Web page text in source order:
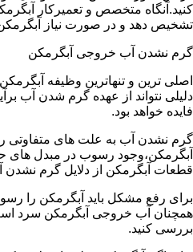
کنید.آنگاه متخصص و تعمیرکار
تشخیص دهد و در صورت نیاز آبگرمکن
گرم نشدن آب خروجی آبگرمکن
اصلی ترین و تنهاترین وظیفه
دلیلی نتواند از عهده گرم شدن آب
فایده خواهد بود.
گرم نشدن آب به علت های متفاوتی
آبگرمکن،وجود رسوب در مبدل های
قطعات آبگرمکن از دلایل گرم نشدن
برای رفع مشکل باید آبگرمکن را
همچنان آب خروجی آبگرمکن سرد است؛
بررسی کنید.